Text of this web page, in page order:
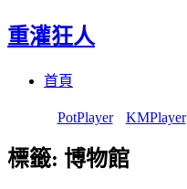
重灌狂人
首頁
PotPlayer KMPlayer
標籤: 博物館